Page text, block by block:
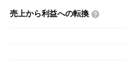
売上から利益への転換